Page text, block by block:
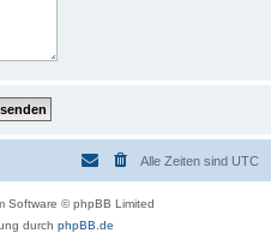
Alle Zeiten sind UTC
Software © phpBB Limited
durch phpBB.de